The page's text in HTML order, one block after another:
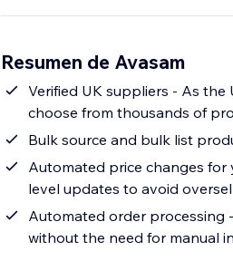
Resumen de Avasam
Verified UK suppliers - As
choose from thousands of
Bulk source and bulk list
Automated price changes
level updates to avoid
Automated order processing
without the need for manual